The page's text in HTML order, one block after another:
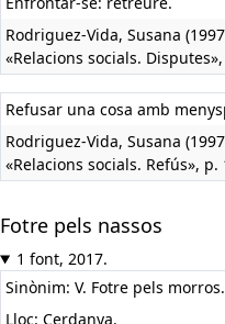
Rodriguez-Vida, Susana
«Relacions socials.
Refusar una cosa amb
Rodriguez-Vida, Susana
«Relacions socials. Refús», p.
Fotre pels nassos
1 font, 2017.
Sinònim: V. Fotre pels morros.
Lloc: Cerdanya.